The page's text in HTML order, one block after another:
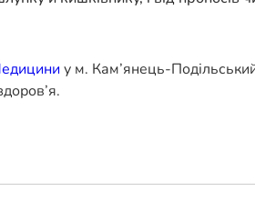
у м. Кам’янець-